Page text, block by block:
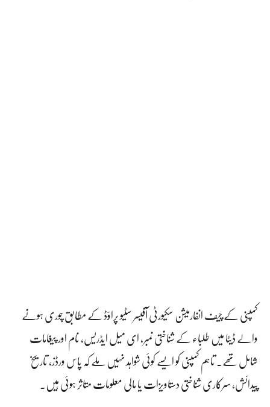
کمپنی کے چیف انفارمیشن سکیورٹی آفیسر سٹیو پراؤڈ کے مطابق چوری ہونے
والے ڈیٹا میں طلباء کے شناختی نمبر، ای میل ایڈریس، نام اور پیغامات
شامل تھے۔ تاہم کمپنی کو ایسے کوئی شواہد نہیں ملے کہ پاس ورڈز، تاریخ
پیدائش، سرکاری شناختی دستاویزات یا مالی معلومات متاثر ہوئی ہیں۔